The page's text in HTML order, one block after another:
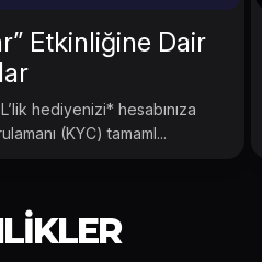
Etkinliğine Dair
hediyenizi* hesabınıza
(KYC) tamaml...